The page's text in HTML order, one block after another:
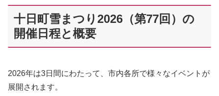
十日町雪まつり2026（第77回）の
開催日程と概要
2026年は3日間にわたって、市内各所で様々なイベントが
展開されます。